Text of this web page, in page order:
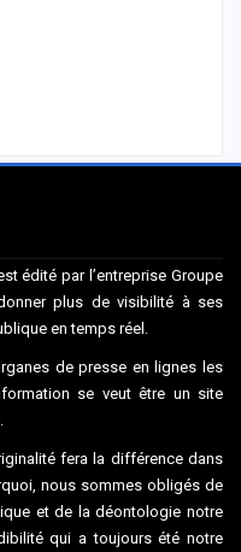
édité par l’entreprise Groupe
plus de visibilité à ses
en temps réel.
de presse en lignes les
se veut être un site
fera la différence dans
nous sommes obligés de
et de la déontologie notre
qui a toujours été notre